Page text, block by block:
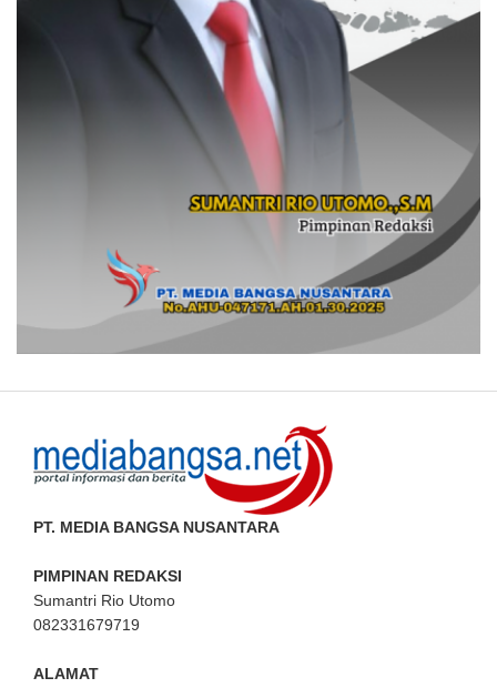
PT. MEDIA BANGSA NUSANTARA
PIMPINAN REDAKSI
Sumantri Rio Utomo
082331679719
ALAMAT